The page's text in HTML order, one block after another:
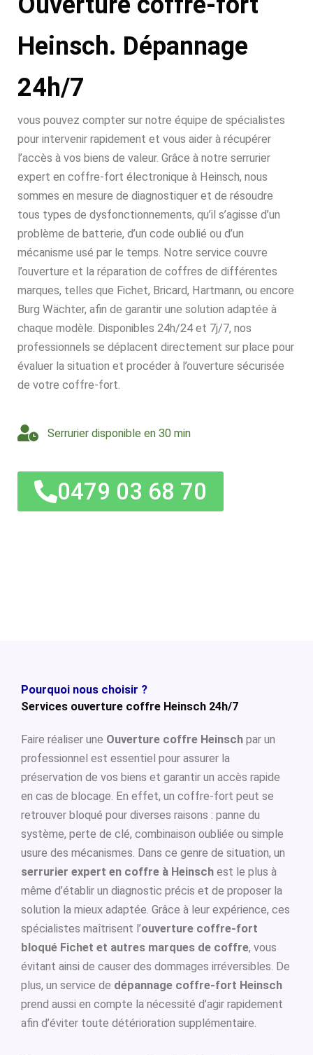
Heinsch. Dépannage
24h/7
vous pouvez compter sur notre équipe de spécialistes
pour intervenir rapidement et vous aider à récupérer
l’accès à vos biens de valeur. Grâce à notre serrurier
expert en coffre-fort électronique à Heinsch, nous
sommes en mesure de diagnostiquer et de résoudre
tous types de dysfonctionnements, qu’il s’agisse d’un
problème de batterie, d’un code oublié ou d’un
mécanisme usé par le temps. Notre service couvre
l’ouverture et la réparation de coffres de différentes
marques, telles que Fichet, Bricard, Hartmann, ou encore
Burg Wächter, afin de garantir une solution adaptée à
chaque modèle. Disponibles 24h/24 et 7j/7, nos
professionnels se déplacent directement sur place pour
évaluer la situation et procéder à l’ouverture sécurisée
de votre coffre-fort.
Serrurier disponible en 30 min
0479 03 68 70
Pourquoi nous choisir ?
Services ouverture coffre Heinsch 24h/7
Faire réaliser une Ouverture coffre Heinsch par un
professionnel est essentiel pour assurer la
préservation de vos biens et garantir un accès rapide
en cas de blocage. En effet, un coffre-fort peut se
retrouver bloqué pour diverses raisons : panne du
système, perte de clé, combinaison oubliée ou simple
usure des mécanismes. Dans ce genre de situation, un
serrurier expert en coffre à Heinsch est le plus à
même d’établir un diagnostic précis et de proposer la
solution la mieux adaptée. Grâce à leur expérience, ces
spécialistes maîtrisent l’ouverture coffre-fort
bloqué Fichet et autres marques de coffre, vous
évitant ainsi de causer des dommages irréversibles. De
plus, un service de dépannage coffre-fort Heinsch
prend aussi en compte la nécessité d’agir rapidement
afin d’éviter toute détérioration supplémentaire.